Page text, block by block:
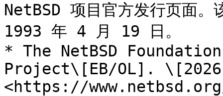
NetBSD 项目官方发行页面
1993 年 4 月 19 日。
* The NetBSD
Project\[EB/OL].
<https://